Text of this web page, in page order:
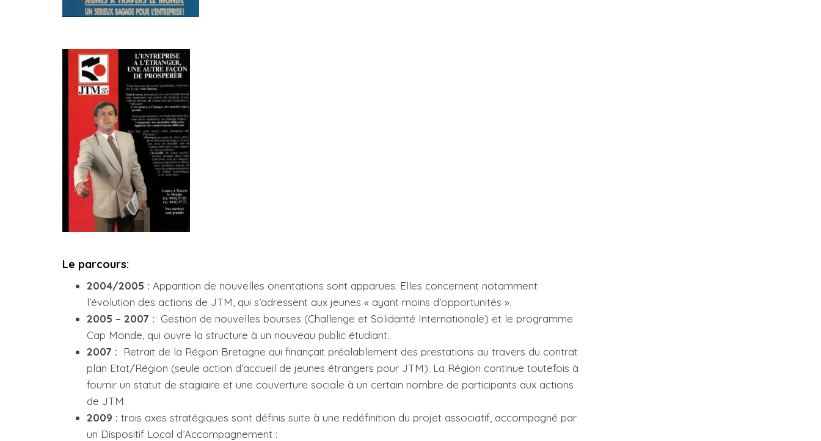
Le parcours:
2004/2005 : Apparition de nouvelles orientations sont apparues. Elles concernent notamment
l’évolution des actions de JTM, qui s’adressent aux jeunes « ayant moins d’opportunités ».
2005 – 2007 : Gestion de nouvelles bourses (Challenge et Solidarité Internationale) et le programme
Cap Monde, qui ouvre la structure à un nouveau public étudiant.
2007 : Retrait de la Région Bretagne qui finançait préalablement des prestations au travers du contrat
plan Etat/Région (seule action d’accueil de jeunes étrangers pour JTM). La Région continue toutefois à
fournir un statut de stagiaire et une couverture sociale à un certain nombre de participants aux actions
de JTM.
2009 : trois axes stratégiques sont définis suite à une redéfinition du projet associatif, accompagné par
un Dispositif Local d’Accompagnement :